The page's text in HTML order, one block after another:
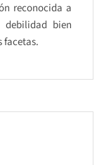
reconocida a
bien
facetas.